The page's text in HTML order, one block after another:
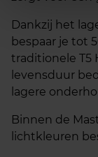
Dankzij het
bespaar je tot
traditionele T5
levensduur
lagere
Binnen de
lichtkleuren